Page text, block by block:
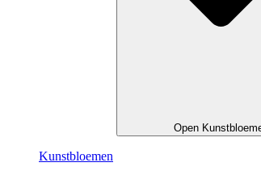
Open
Kunstbloemen